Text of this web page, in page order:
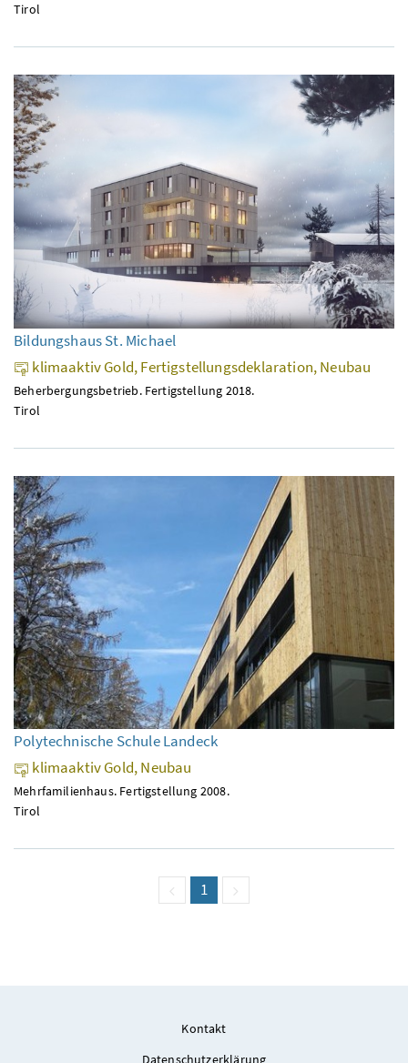
Tirol
Bildungshaus St. Michael
klimaaktiv Gold, Fertigstellungsdeklaration, Neubau
Beherbergungsbetrieb. Fertigstellung 2018.
Tirol
Polytechnische Schule Landeck
klimaaktiv Gold, Neubau
Mehrfamilienhaus. Fertigstellung 2008.
Tirol
vorige Seite
Seite
1 (aktuell)
Kontakt